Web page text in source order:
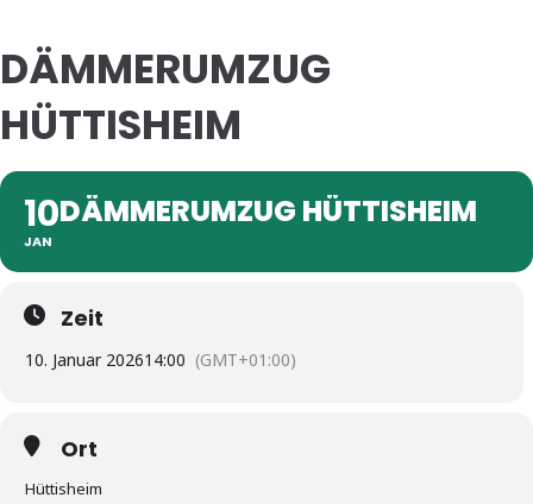
DÄMMERUMZUG
HÜTTISHEIM
10
JAN
DÄMMERUMZUG HÜTTISHEIM
Zeit
10. Januar 202614:00 (GMT+01:00)
Ort
Hüttisheim